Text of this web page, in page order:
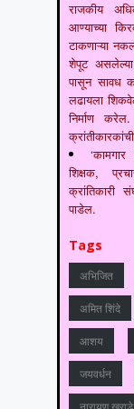
राजकीय
आण्याच्या
टाकणाऱ्या
शेपूट असलेल्या
पासून सावध
लढायला
निर्माण करेल.
शिक्षक,
क्रांतिकारी
पाडेल.
Tags
अभिजित
अमित शिंदे
आशय
जयवर्धन